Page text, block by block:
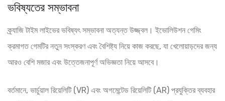
ভবিষ্যতের সম্ভাবনা
ক্র্যাজি টাইম লাইভের ভবিষ্যৎ সম্ভাবনা অত্যন্ত উজ্জ্বল। ইভোলিউশন গেমিং
ক্রমাগত গেমটির নতুন সংস্করণ এবং বৈশিষ্ট্য নিয়ে কাজ করছে, যা খেলোয়াড়দের জন্য
আরও বেশি মজার এবং উত্তেজনাপূর্ণ অভিজ্ঞতা নিয়ে আসবে।
বর্তমানে, ভার্চুয়াল রিয়েলিটি (VR) এবং অগমেন্টেড রিয়েলিটি (AR) প্রযুক্তির ব্যবহার